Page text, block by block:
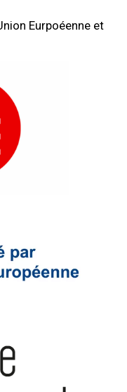
Eurpoéenne et